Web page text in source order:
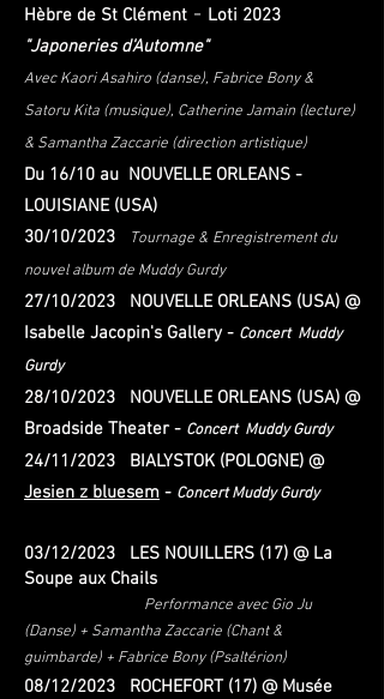
Hèbre de St Clément - Loti 2023
"Japoneries d'Automne"
Avec Kaori Asahiro (danse), Fabrice Bony &
Satoru Kita (musique), Catherine Jamain (lecture)
& Samantha Zaccarie (direction artistique)
Du 16/10 au NOUVELLE ORLEANS -
LOUISIANE (USA)
30/10/2023
Tournage & Enregistrement du
nouvel album de Muddy Gurdy
27/10/2023 NOUVELLE ORLEANS (USA) @
Isabelle Jacopin's Gallery - Concert Muddy
Gurdy
28/10/2023 NOUVELLE ORLEANS (USA) @
Broadside Theater - Concert Muddy Gurdy
24/11/2023 BIALYSTOK (POLOGNE) @
Jesien z bluesem - Concert Muddy Gurdy
03/12/2023 LES NOUILLERS (17) @ La
Soupe aux Chails
Performance avec Gio Ju
(Danse) + Samantha Zaccarie (Chant &
guimbarde) + Fabrice Bony (Psaltérion)
08/12/2023 ROCHEFORT (17) @ Musée